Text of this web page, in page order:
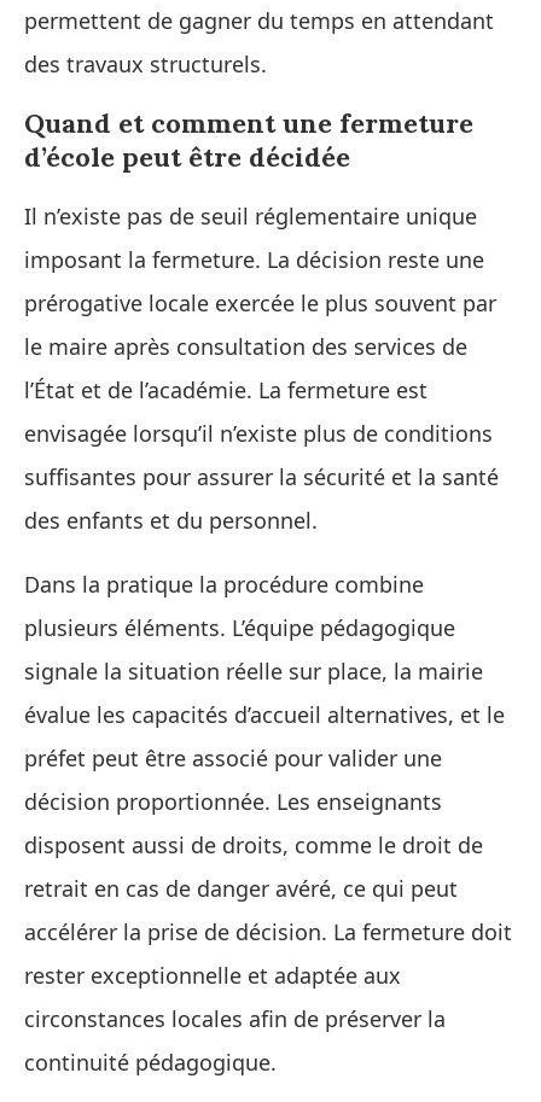
permettent de gagner du temps en attendant
des travaux structurels.
Quand et comment une fermeture
d’école peut être décidée
Il n’existe pas de seuil réglementaire unique
imposant la fermeture. La décision reste une
prérogative locale exercée le plus souvent par
le maire après consultation des services de
l’État et de l’académie. La fermeture est
envisagée lorsqu’il n’existe plus de conditions
suffisantes pour assurer la sécurité et la santé
des enfants et du personnel.
Dans la pratique la procédure combine
plusieurs éléments. L’équipe pédagogique
signale la situation réelle sur place, la mairie
évalue les capacités d’accueil alternatives, et le
préfet peut être associé pour valider une
décision proportionnée. Les enseignants
disposent aussi de droits, comme le droit de
retrait en cas de danger avéré, ce qui peut
accélérer la prise de décision. La fermeture doit
rester exceptionnelle et adaptée aux
circonstances locales afin de préserver la
continuité pédagogique.